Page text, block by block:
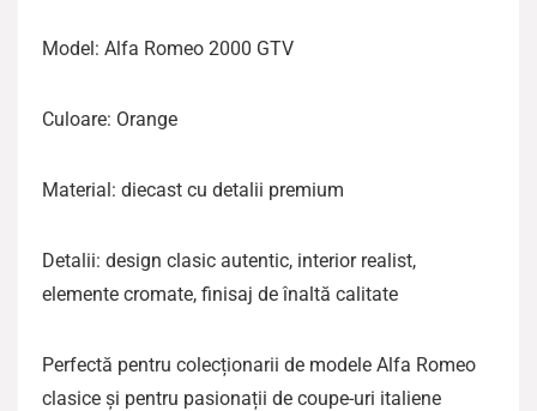
Model: Alfa Romeo 2000 GTV
Culoare: Orange
Material: diecast cu detalii premium
Detalii: design clasic autentic, interior realist,
elemente cromate, finisaj de înaltă calitate
Perfectă pentru colecționarii de modele Alfa Romeo
clasice și pentru pasionații de coupe-uri italiene